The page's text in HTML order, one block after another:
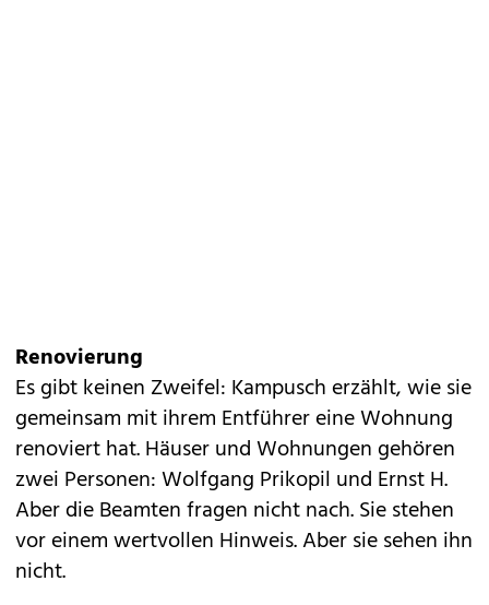
Renovierung
Es gibt keinen Zweifel: Kampusch erzählt, wie sie
gemeinsam mit ihrem Entführer eine Wohnung
renoviert hat. Häuser und Wohnungen gehören
zwei Personen: Wolfgang Prikopil und Ernst H.
Aber die Beamten fragen nicht nach. Sie stehen
vor einem wertvollen Hinweis. Aber sie sehen ihn
nicht.